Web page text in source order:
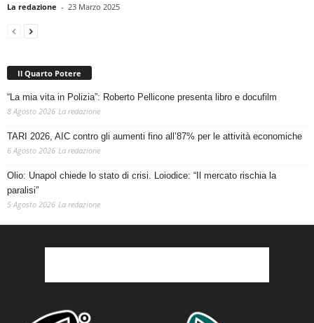
La redazione - 23 Marzo 2025
Il Quarto Potere
“La mia vita in Polizia”: Roberto Pellicone presenta libro e docufilm
8 Agosto 2026 La redazione
TARI 2026, AIC contro gli aumenti fino all’87% per le attività economiche
6 Agosto 2026 La redazione
Olio: Unapol chiede lo stato di crisi. Loiodice: “Il mercato rischia la
paralisi”
5 Agosto 2026 La redazione